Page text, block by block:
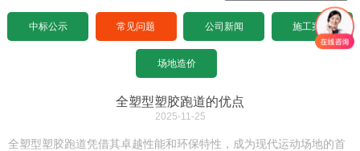
中标公示 常见问题 公司新闻 施工案例
场地造价
全塑型塑胶跑道的优点
2025-11-25
全塑型塑胶跑道凭借其卓越性能和环保特性，成为现代运动场地的首
设计图纸下载
招标文件下载
设计图纸下载
沥青基础要求
招标文件下载
设计图纸下载
水泥基础要求
沥青基础要求
招标文件下载
其它运动场地施工
常见问题
公司新闻
施工案例